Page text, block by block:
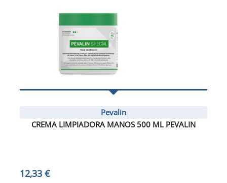
Pevalin
CREMA LIMPIADORA MANOS 500 ML PEVALIN
12,33 €